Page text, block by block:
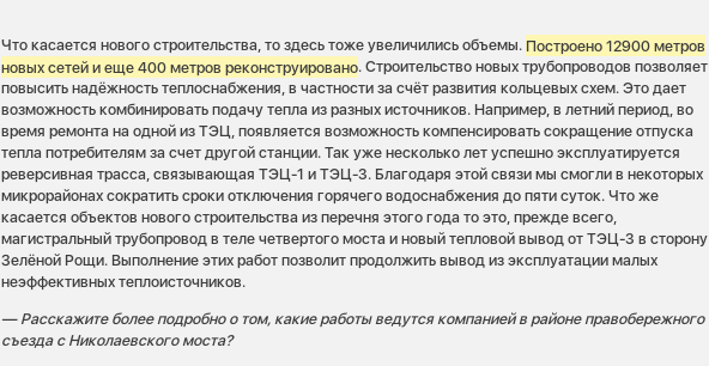
Что касается нового строительства, то здесь тоже увеличились объемы. Построено 12900 метров
новых сетей и еще 400 метров реконструировано. Строительство новых трубопроводов позволяет
повысить надёжность теплоснабжения, в частности за счёт развития кольцевых схем. Это дает
возможность комбинировать подачу тепла из разных источников. Например, в летний период, во
время ремонта на одной из ТЭЦ, появляется возможность компенсировать сокращение отпуска
тепла потребителям за счет другой станции. Так уже несколько лет успешно эксплуатируется
реверсивная трасса, связывающая ТЭЦ-1 и ТЭЦ-3. Благодаря этой связи мы смогли в некоторых
микрорайонах сократить сроки отключения горячего водоснабжения до пяти суток. Что же
касается объектов нового строительства из перечня этого года то это, прежде всего,
магистральный трубопровод в теле четвертого моста и новый тепловой вывод от ТЭЦ-3 в сторону
Зелёной Рощи. Выполнение этих работ позволит продолжить вывод из эксплуатации малых
неэффективных теплоисточников.
— Расскажите более подробно о том, какие работы ведутся компанией в районе правобережного
съезда с Николаевского моста?